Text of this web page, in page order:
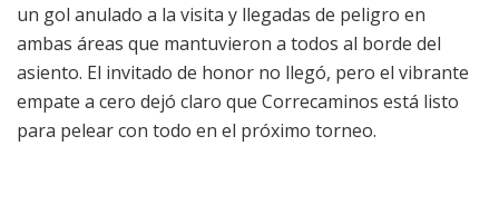
un gol anulado a la visita y llegadas de peligro en
ambas áreas que mantuvieron a todos al borde del
asiento. El invitado de honor no llegó, pero el vibrante
empate a cero dejó claro que Correcaminos está listo
para pelear con todo en el próximo torneo.